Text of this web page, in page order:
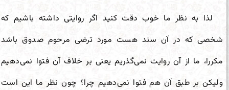
لذا به نظر ما خوب دقت کنید اگر روایتی داشته باشیم که
شخصی که در آن سند هست مورد ترضی مرحوم صدوق باشد
مکررا، ما از آن روایت نمی‌گذریم یعنی بر خلاف آن فتوا نمی‌دهیم
ولیکن بر طبق آن هم فتوا نمی‌دهیم چرا؟ چون نظر ما این است